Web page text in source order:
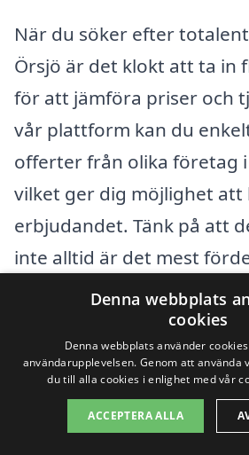
När du söker efter
Örsjö är det klokt att ta in
för att jämföra priser och
vår plattform kan du
offerter från olika företag
vilket ger dig möjlighet att
erbjudandet. Tänk på att
inte alltid är det mest
överväg även kvalitet och
du väljer entreprenör.
Det är också viktigt att
tidsramar och eventuella
som kan tillkomma under
Denna webbplats
cookies
Denna webbplats använder
användarupplevelsen. Genom att använda
du till alla cookies i enlighet med vår
ACCEPTERA ALLA